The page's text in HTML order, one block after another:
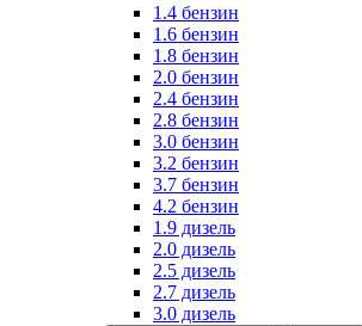
1.4 бензин
1.6 бензин
1.8 бензин
2.0 бензин
2.4 бензин
2.8 бензин
3.0 бензин
3.2 бензин
3.7 бензин
4.2 бензин
1.9 дизель
2.0 дизель
2.5 дизель
2.7 дизель
3.0 дизель